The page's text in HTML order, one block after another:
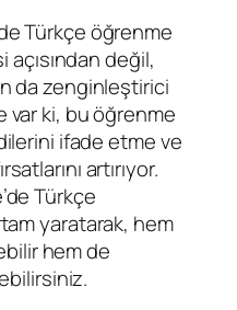
Türkçe öğrenme
açısından değil,
da zenginleştirici
var ki, bu öğrenme
ifade etme ve
artırıyor.
Türkçe
yaratarak, hem
hem de